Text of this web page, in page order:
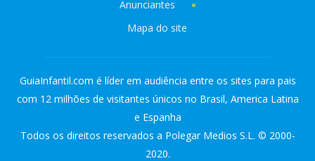
Anunciantes
Mapa do site
GuiaInfantil.com é líder em audiência entre os sites para pais
com 12 milhões de visitantes únicos no Brasil, America Latina
e Espanha
Todos os direitos reservados a Polegar Medios S.L. © 2000-
2020.